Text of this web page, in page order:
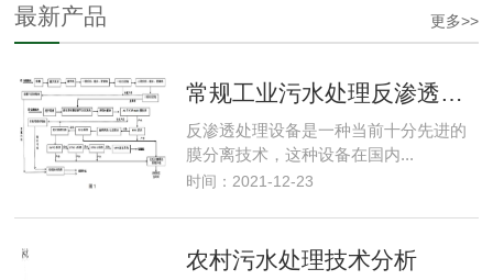
更多>>
最新产品
常规工业污水处理反渗透水处理方法
反渗透处理设备是一种当前十分先进的
膜分离技术，这种设备在国内...
时间：2021-12-23
农村污水处理技术分析